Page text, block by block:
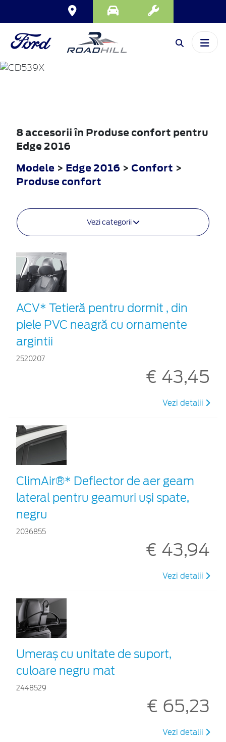
EDGE
8 accesorii în Produse confort pentru
Edge 2016
Modele > Edge 2016 > Confort >
Produse confort
Vezi categorii
ACV* Tetieră pentru dormit , din
piele PVC neagră cu ornamente
argintii
2520207
€ 43,45
Vezi detalii
ClimAir®* Deflector de aer geam
lateral pentru geamuri uși spate,
negru
2036855
€ 43,94
Vezi detalii
Umeraș cu unitate de suport,
culoare negru mat
2448529
€ 65,23
Vezi detalii